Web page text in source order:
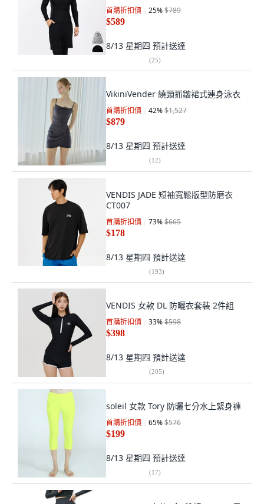
首購折扣價 25%$789
$589
8/13 星期四 預計送達
(25)
VikiniVender 繞頸抓皺裙式連身泳衣
首購折扣價 42%$1,527
$879
8/13 星期四 預計送達
(12)
VENDIS JADE 短袖寬鬆版型防磨衣
CT007
首購折扣價 73%$665
$178
8/13 星期四 預計送達
(193)
VENDIS 女款 DL 防曬衣套裝 2件組
首購折扣價 33%$598
$398
8/13 星期四 預計送達
(205)
soleil 女款 Tory 防曬七分水上緊身褲
首購折扣價 65%$576
$199
8/13 星期四 預計送達
(17)